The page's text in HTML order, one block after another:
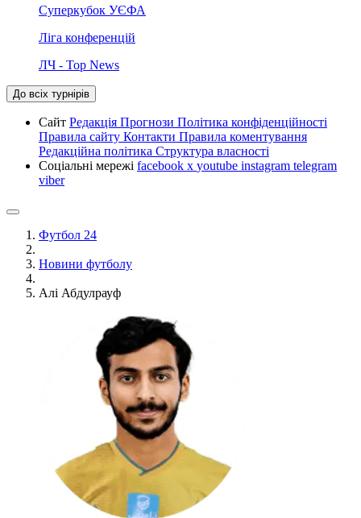
Суперкубок УЄФА
Ліга конференцій
ЛЧ - Top News
До всіх турнірів
Сайт Редакція Прогнози Політика конфіденційності
Правила сайту Контакти Правила коментування
Редакційна політика Структура власності
Соціальні мережі facebook x youtube instagram telegram
viber
Футбол 24
Новини футболу
Алі Абдулрауф